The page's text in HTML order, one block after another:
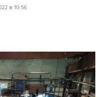
в 10:56